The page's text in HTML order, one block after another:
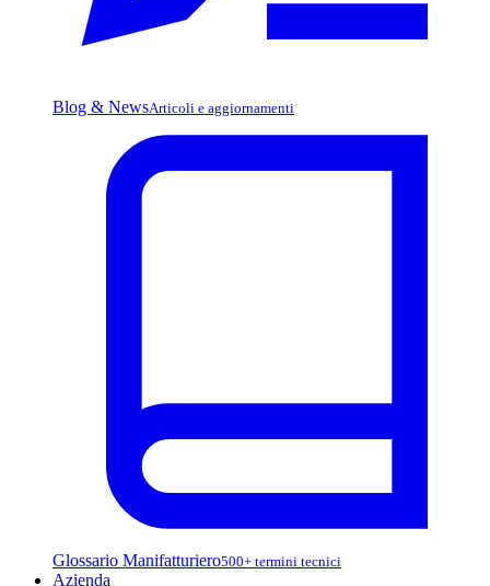
Blog & NewsArticoli e aggiornamenti
Glossario Manifatturiero500+ termini tecnici
Azienda